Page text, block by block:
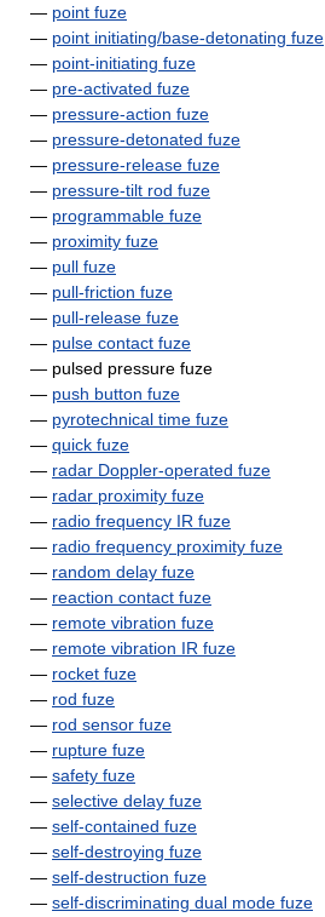
— point fuze
— point initiating/base-detonating fuze
— point-initiating fuze
— pre-activated fuze
— pressure-action fuze
— pressure-detonated fuze
— pressure-release fuze
— pressure-tilt rod fuze
— programmable fuze
— proximity fuze
— pull fuze
— pull-friction fuze
— pull-release fuze
— pulse contact fuze
— pulsed pressure fuze
— push button fuze
— pyrotechnical time fuze
— quick fuze
— radar Doppler-operated fuze
— radar proximity fuze
— radio frequency IR fuze
— radio frequency proximity fuze
— random delay fuze
— reaction contact fuze
— remote vibration fuze
— remote vibration IR fuze
— rocket fuze
— rod fuze
— rod sensor fuze
— rupture fuze
— safety fuze
— selective delay fuze
— self-contained fuze
— self-destroying fuze
— self-destruction fuze
— self-discriminating dual mode fuze